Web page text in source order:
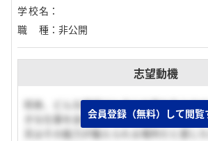
学校名 ：
職種 ： 非公開
志望動機
将来、どんな環境でも自ら仕事を生み出
きな仕事を自分でやっていたいと考えて
天はその能力が鍛えられる場所だと感じた
会員登録（無料）して閲覧